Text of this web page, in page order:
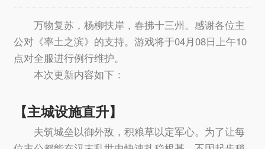
万物复苏，杨柳扶岸，春拂十三州。感谢各位主
公对《率土之滨》的支持。游戏将于04月08日上午10
点对全服进行例行维护。
本次更新内容如下：
【主城设施直升】
夫筑城垒以御外敌，积粮草以定军心。为了让每